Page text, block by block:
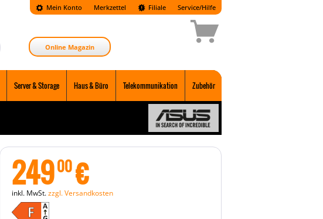
Mein Konto Merkzettel Filiale Service/Hilfe
Online Magazin
Server & Storage Haus & Büro Telekommunikation Zubehör
24900€
inkl. MwSt.zzgl. Versandkosten